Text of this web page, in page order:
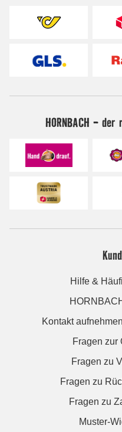
HORNBACH -
Hilfe &
Kontakt
Fragen zur
Fragen zu
Fragen zu
Fragen zu
Muster-